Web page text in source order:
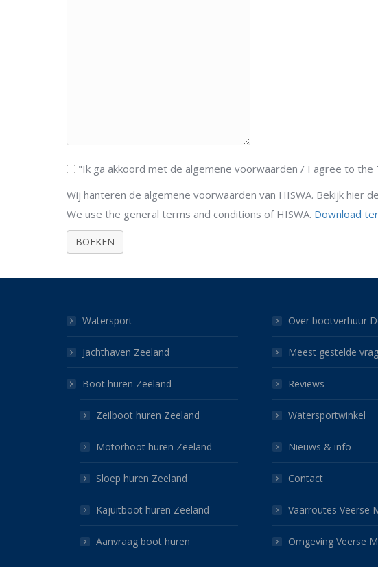
"Ik ga akkoord met de algemene voorwaarden / I agree to the
Wij hanteren de algemene voorwaarden van HISWA. Bekijk hier de
We use the general terms and conditions of HISWA. Download
Watersport
Jachthaven Zeeland
Boot huren Zeeland
Zeilboot huren Zeeland
Motorboot huren Zeeland
Sloep huren Zeeland
Kajuitboot huren Zeeland
Aanvraag boot huren
Over bootverhuur
Meest gestelde
Reviews
Watersportwinkel
Nieuws & info
Contact
Vaarroutes Veerse
Omgeving Veerse